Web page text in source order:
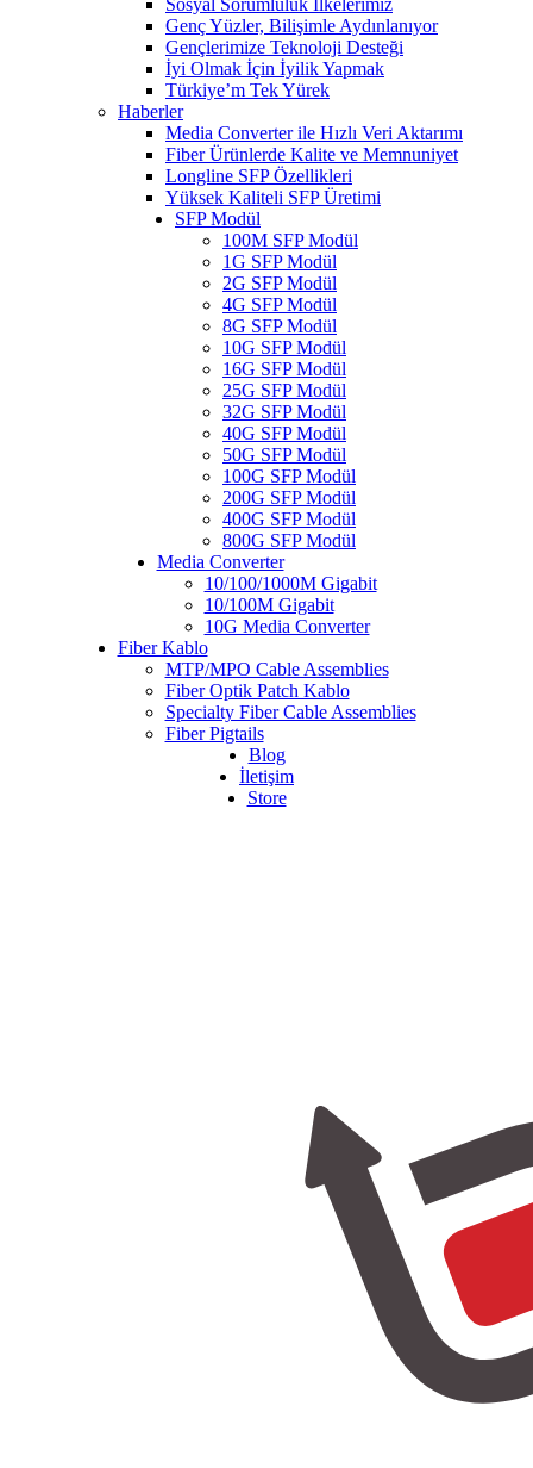
Sosyal Sorumluluk İlkelerimiz
Genç Yüzler, Bilişimle Aydınlanıyor
Gençlerimize Teknoloji Desteği
İyi Olmak İçin İyilik Yapmak
Türkiye’m Tek Yürek
Haberler
Media Converter ile Hızlı Veri Aktarımı
Fiber Ürünlerde Kalite ve Memnuniyet
Longline SFP Özellikleri
Yüksek Kaliteli SFP Üretimi
SFP Modül
100M SFP Modül
1G SFP Modül
2G SFP Modül
4G SFP Modül
8G SFP Modül
10G SFP Modül
16G SFP Modül
25G SFP Modül
32G SFP Modül
40G SFP Modül
50G SFP Modül
100G SFP Modül
200G SFP Modül
400G SFP Modül
800G SFP Modül
Media Converter
10/100/1000M Gigabit
10/100M Gigabit
10G Media Converter
Fiber Kablo
MTP/MPO Cable Assemblies
Fiber Optik Patch Kablo
Specialty Fiber Cable Assemblies
Fiber Pigtails
Blog
İletişim
Store